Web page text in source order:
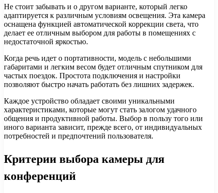
Не стоит забывать и о другом варианте, который легко
адаптируется к различным условиям освещения. Эта камера
оснащена функцией автоматической коррекции света, что
делает ее отличным выбором для работы в помещениях с
недостаточной яркостью.
Когда речь идет о портативности, модель с небольшими
габаритами и легким весом будет отличным спутником для
частых поездок. Простота подключения и настройки
позволяют быстро начать работать без лишних задержек.
Каждое устройство обладает своими уникальными
характеристиками, которые могут стать залогом удачного
общения и продуктивной работы. Выбор в пользу того или
иного варианта зависит, прежде всего, от индивидуальных
потребностей и предпочтений пользователя.
Критерии выбора камеры для
конференций